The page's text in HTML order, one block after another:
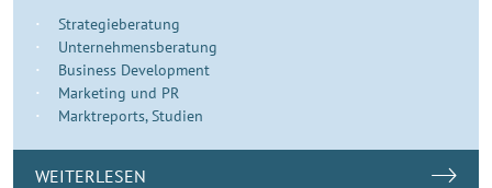
Strategieberatung
Unternehmensberatung
Business Development
Marketing und PR
Marktreports, Studien
WEITERLESEN